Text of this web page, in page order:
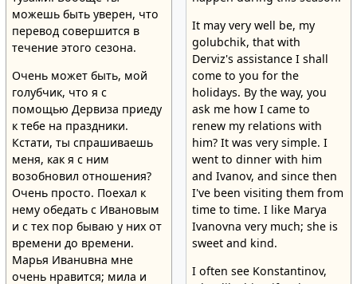
можешь быть уверен, что
перевод совершится в
течение этого сезона.
Очень может быть, мой
голубчик, что я с
помощью Дервиза приеду
к тебе на праздники.
Кстати, ты спрашиваешь
меня, как я с ним
возобновил отношения?
Очень просто. Поехал к
нему обедать с Ивановым
и с тех пор бываю у них от
времени до времени.
Марья Иванuвна мне
очень нравится; мила и
It may very well be, my
golubchik, that with
Derviz's assistance I shall
come to you for the
holidays. By the way, you
ask me how I came to
renew my relations with
him? It was very simple. I
went to dinner with him
and Ivanov, and since then
I've been visiting them from
time to time. I like Marya
Ivanovna very much; she is
sweet and kind.
I often see Konstantinov,